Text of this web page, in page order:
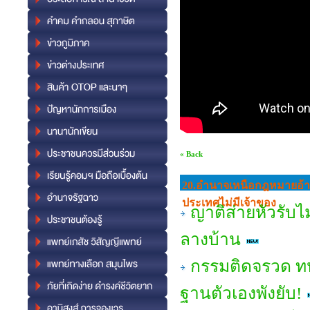
« Back
20.อํานาจเหนือกฎหมายอ้
ประเทศไม่มีเจ้าของ
ญาติส่ายหัวรับไ
ลางบ้าน
กรรมติดจรวด
ฐานตัวเองพังยับ!